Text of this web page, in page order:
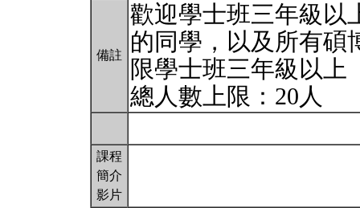
備註
歡迎學士班三年級以
的同學，以及所有碩
限學士班三年級以上
總人數上限：20人
課程
簡介
影片